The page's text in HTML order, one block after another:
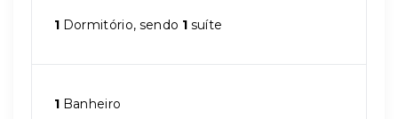
1 Dormitório, sendo 1 suíte
1 Banheiro